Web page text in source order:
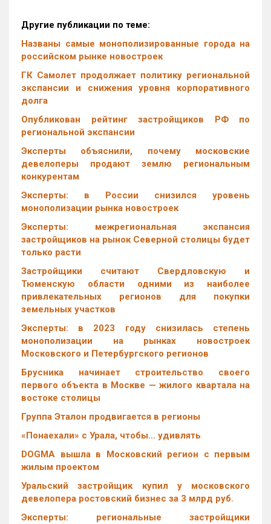
Другие публикации по теме:
Названы самые монополизированные города на
российском рынке новостроек
ГК Самолет продолжает политику региональной
экспансии и снижения уровня корпоративного
долга
Опубликован рейтинг застройщиков РФ по
региональной экспансии
Эксперты объяснили, почему московские
девелоперы продают землю региональным
конкурентам
Эксперты: в России снизился уровень
монополизации рынка новостроек
Эксперты: межрегиональная экспансия
застройщиков на рынок Северной столицы будет
только расти
Застройщики считают Свердловскую и
Тюменскую области одними из наиболее
привлекательных регионов для покупки
земельных участков
Эксперты: в 2023 году снизилась степень
монополизации на рынках новостроек
Московского и Петербургского регионов
Брусника начинает строительство своего
первого объекта в Москве — жилого квартала на
востоке столицы
Группа Эталон продвигается в регионы
«Понаехали» с Урала, чтобы… удивлять
DOGMA вышла в Московский регион с первым
жилым проектом
Уральский застройщик купил у московского
девелопера ростовский бизнес за 3 млрд руб.
Эксперты: региональные застройщики